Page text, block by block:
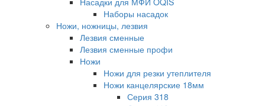
Наборы насадок
Ножи, ножницы, лезвия
Лезвия сменные
Лезвия сменные профи
Ножи
Ножи для резки утеплителя
Ножи канцелярские 18мм
Серия 318